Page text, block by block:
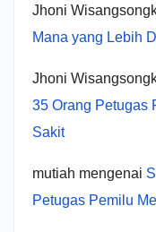
Jhoni
Mana yang Lebih
Jhoni
35 Orang Petugas
Sakit
mutiah mengenai
Petugas Pemilu